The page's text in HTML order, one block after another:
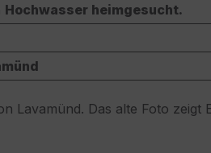
Hochwasser heimgesucht.
Lavamünd. Das alte Foto zeigt